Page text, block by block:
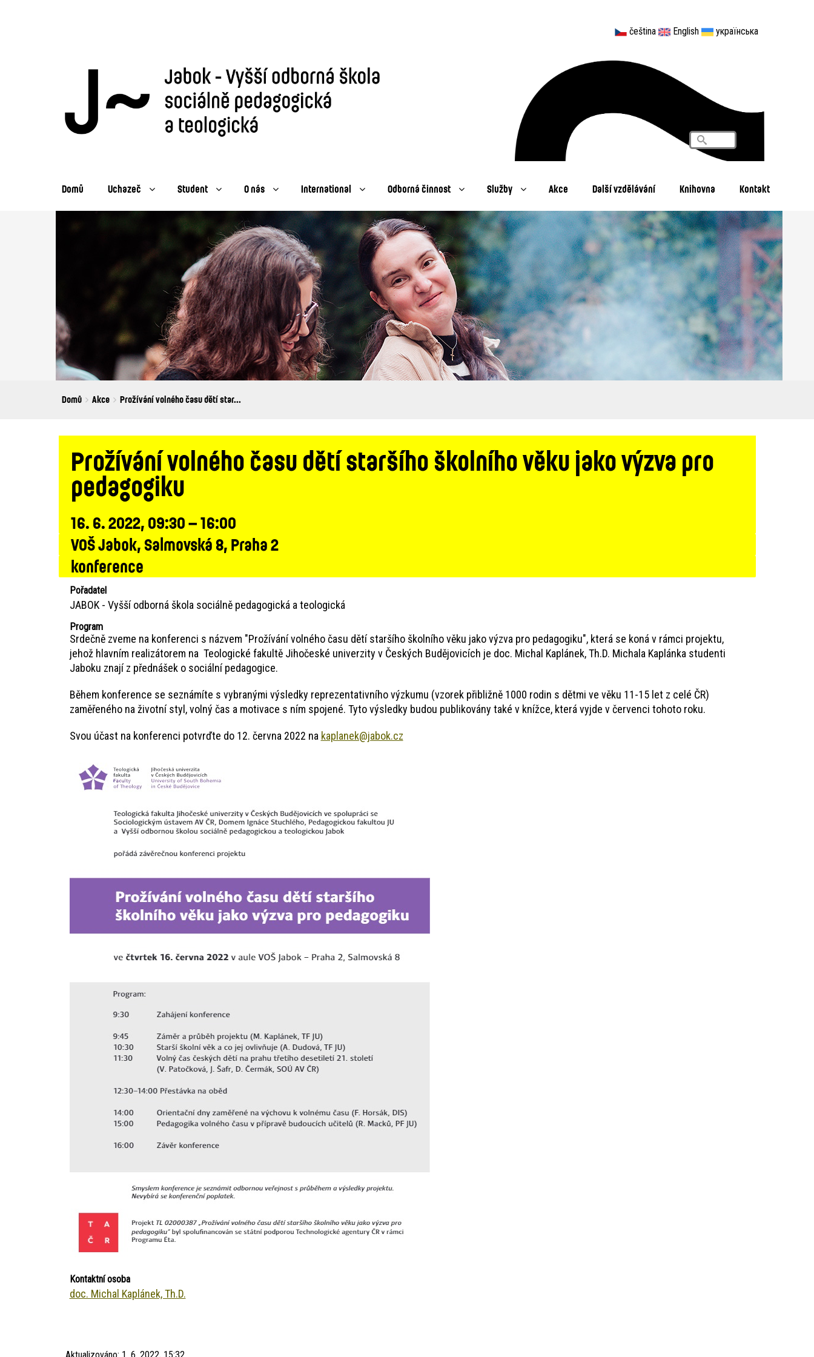
čeština English українська
Vyhledávání
Search
Domů Uchazeč Student O nás International Odborná činnost Služby Akce Další vzdělávání Knihovna Kontakt
Breadcrumbs
You
Domů Akce Prožívání volného času dětí star...
Prožívání volného času dětí staršího školního věku jako výzva pro
pedagogiku
16. 6. 2022, 09:30 – 16:00
VOŠ Jabok, Salmovská 8, Praha 2
konference
Pořadatel
JABOK - Vyšší odborná škola sociálně pedagogická a teologická
Program
Srdečně zveme na konferenci s názvem "Prožívání volného času dětí staršího školního věku jako výzva pro pedagogiku", která se koná v rámci projektu,
jehož hlavním realizátorem na Teologické fakultě Jihočeské univerzity v Českých Budějovicích je doc. Michal Kaplánek, Th.D. Michala Kaplánka studenti
Jaboku znají z přednášek o sociální pedagogice.
Během konference se seznámíte s vybranými výsledky reprezentativního výzkumu (vzorek přibližně 1000 rodin s dětmi ve věku 11-15 let z celé ČR)
zaměřeného na životní styl, volný čas a motivace s ním spojené. Tyto výsledky budou publikovány také v knížce, která vyjde v červenci tohoto roku.
Svou účast na konferenci potvrďte do 12. června 2022 na kaplanek@jabok.cz
Kontaktní osoba
doc. Michal Kaplánek, Th.D.
Aktualizováno: 1. 6. 2022, 15:32